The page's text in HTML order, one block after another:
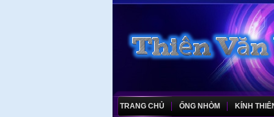
TRANG CHỦ ỐNG NHÒM KÍNH